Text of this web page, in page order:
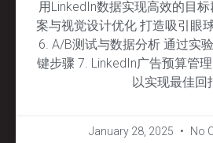
用LinkedIn数据实现高效的目
案与视觉设计优化 打造吸引眼
6. A/B测试与数据分析 通过实
键步骤 7. LinkedIn广告预算管
以实现最佳回
January 28, 2025 No